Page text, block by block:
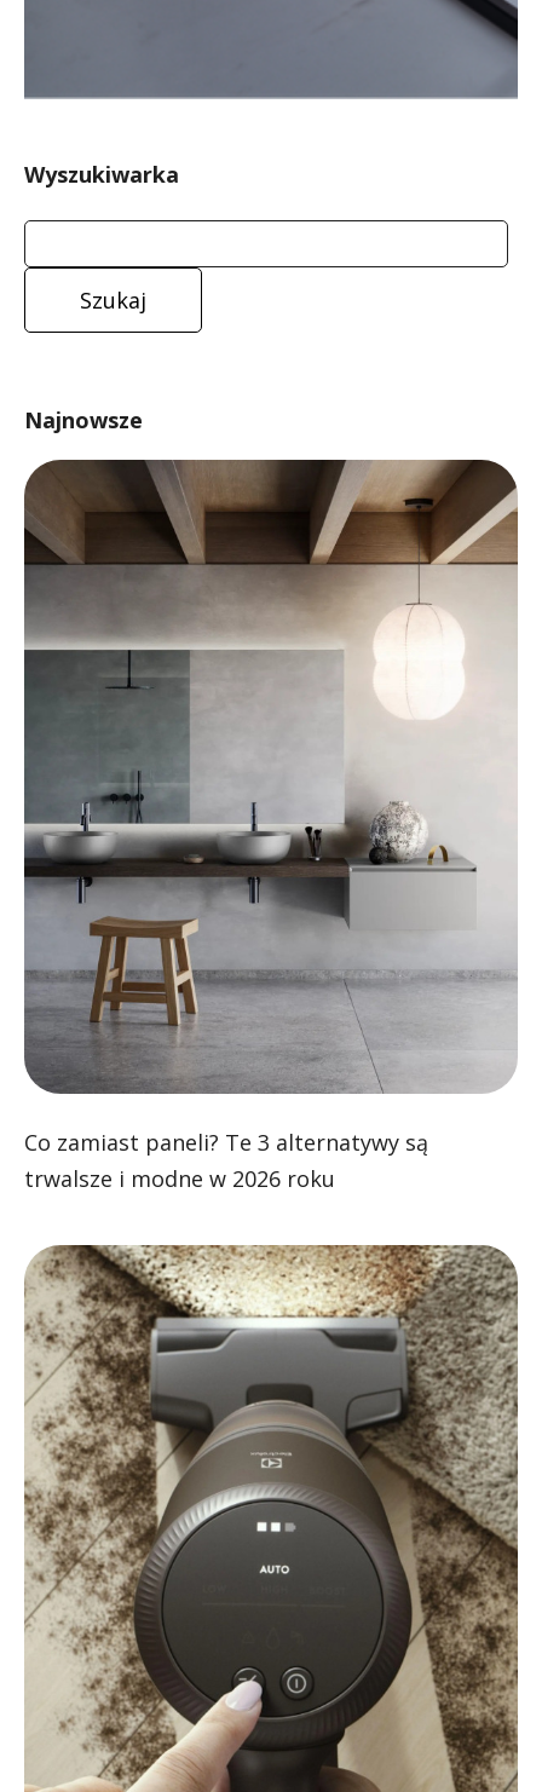
Wyszukiwarka
Najnowsze
Co zamiast paneli? Te 3 alternatywy są
trwalsze i modne w 2026 roku